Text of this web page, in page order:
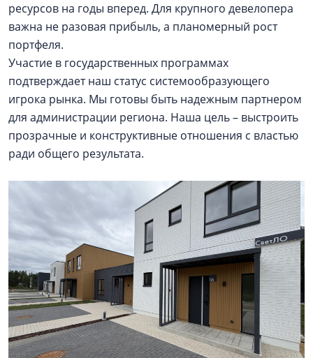
ресурсов на годы вперед. Для крупного девелопера
важна не разовая прибыль, а планомерный рост
портфеля.
Участие в государственных программах
подтверждает наш статус системообразующего
игрока рынка. Мы готовы быть надежным партнером
для администрации региона. Наша цель – выстроить
прозрачные и конструктивные отношения с властью
ради общего результата.